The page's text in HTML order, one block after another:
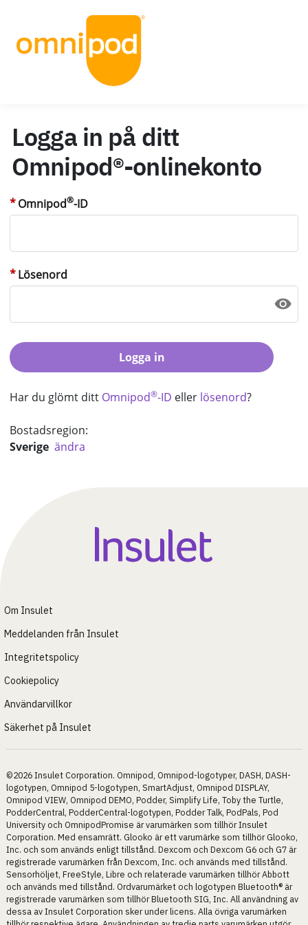
Logga in på ditt
Omnipod®-onlinekonto
Omnipod®-ID
Lösenord
Logga in
Har du glömt ditt Omnipod®-ID eller lösenord?
Bostadsregion:
Sverige ändra
Om Insulet
Meddelanden från Insulet
Integritetspolicy
Cookiepolicy
Användarvillkor
Säkerhet på Insulet
©2026 Insulet Corporation. Omnipod, Omnipod-logotyper, DASH, DASH-
logotypen, Omnipod 5-logotypen, SmartAdjust, Omnipod DISPLAY,
Omnipod VIEW, Omnipod DEMO, Podder, Simplify Life, Toby the Turtle,
PodderCentral, PodderCentral-logotypen, Podder Talk, PodPals, Pod
University och OmnipodPromise är varumärken som tillhör Insulet
Corporation. Med ensamrätt. Glooko är ett varumärke som tillhör Glooko,
Inc. och som används enligt tillstånd. Dexcom och Dexcom G6 och G7 är
registrerade varumärken från Dexcom, Inc. och används med tillstånd.
Sensorhöljet, FreeStyle, Libre och relaterade varumärken tillhör Abbott
och används med tillstånd. Ordvarumärket och logotypen Bluetooth® är
registrerade varumärken som tillhör Bluetooth SIG, Inc. All användning av
dessa av Insulet Corporation sker under licens. Alla övriga varumärken